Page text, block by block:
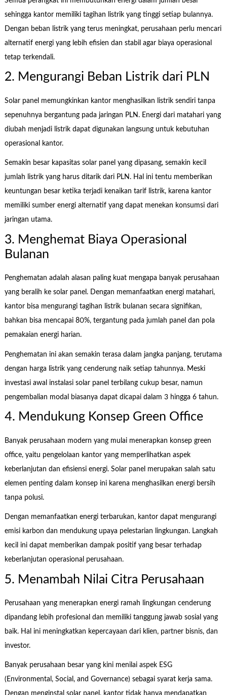
sehingga kantor memiliki tagihan listrik yang tinggi setiap bulannya.
Dengan beban listrik yang terus meningkat, perusahaan perlu mencari
alternatif energi yang lebih efisien dan stabil agar biaya operasional
tetap terkendali.
2. Mengurangi Beban Listrik dari PLN
Solar panel memungkinkan kantor menghasilkan listrik sendiri tanpa
sepenuhnya bergantung pada jaringan PLN. Energi dari matahari yang
diubah menjadi listrik dapat digunakan langsung untuk kebutuhan
operasional kantor.
Semakin besar kapasitas solar panel yang dipasang, semakin kecil
jumlah listrik yang harus ditarik dari PLN. Hal ini tentu memberikan
keuntungan besar ketika terjadi kenaikan tarif listrik, karena kantor
memiliki sumber energi alternatif yang dapat menekan konsumsi dari
jaringan utama.
3. Menghemat Biaya Operasional
Bulanan
Penghematan adalah alasan paling kuat mengapa banyak perusahaan
yang beralih ke solar panel. Dengan memanfaatkan energi matahari,
kantor bisa mengurangi tagihan listrik bulanan secara signifikan,
bahkan bisa mencapai 80%, tergantung pada jumlah panel dan pola
pemakaian energi harian.
Penghematan ini akan semakin terasa dalam jangka panjang, terutama
dengan harga listrik yang cenderung naik setiap tahunnya. Meski
investasi awal instalasi solar panel terbilang cukup besar, namun
pengembalian modal biasanya dapat dicapai dalam 3 hingga 6 tahun.
4. Mendukung Konsep Green Office
Banyak perusahaan modern yang mulai menerapkan konsep green
office, yaitu pengelolaan kantor yang memperlihatkan aspek
keberlanjutan dan efisiensi energi. Solar panel merupakan salah satu
elemen penting dalam konsep ini karena menghasilkan energi bersih
tanpa polusi.
Dengan memanfaatkan energi terbarukan, kantor dapat mengurangi
emisi karbon dan mendukung upaya pelestarian lingkungan. Langkah
kecil ini dapat memberikan dampak positif yang besar terhadap
keberlanjutan operasional perusahaan.
5. Menambah Nilai Citra Perusahaan
Perusahaan yang menerapkan energi ramah lingkungan cenderung
dipandang lebih profesional dan memiliki tanggung jawab sosial yang
baik. Hal ini meningkatkan kepercayaan dari klien, partner bisnis, dan
investor.
Banyak perusahaan besar yang kini menilai aspek ESG
(Environmental, Social, and Governance) sebagai syarat kerja sama.